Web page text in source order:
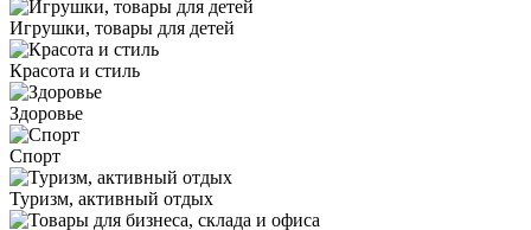
Игрушки, товары для детей
Красота и стиль
Здоровье
Спорт
Туризм, активный отдых